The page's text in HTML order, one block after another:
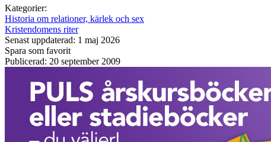
Kategorier:
Historia om relationer, kärlek och sex
Kristendomens riter
Senast uppdaterad: 1 maj 2026
Spara som favorit
Publicerad: 20 september 2009